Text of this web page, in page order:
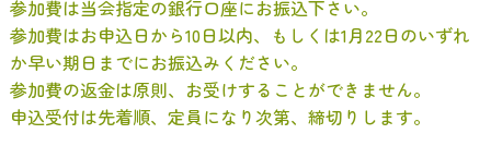
参加費は当会指定の銀行口座にお振込下さい。
参加費はお申込日から10日以内、もしくは1月22日のいずれ
か早い期日までにお振込みください。
参加費の返金は原則、お受けすることができません。
申込受付は先着順、定員になり次第、締切りします。